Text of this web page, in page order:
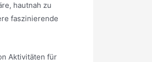
hautnah zu
faszinierende
Aktivitäten für